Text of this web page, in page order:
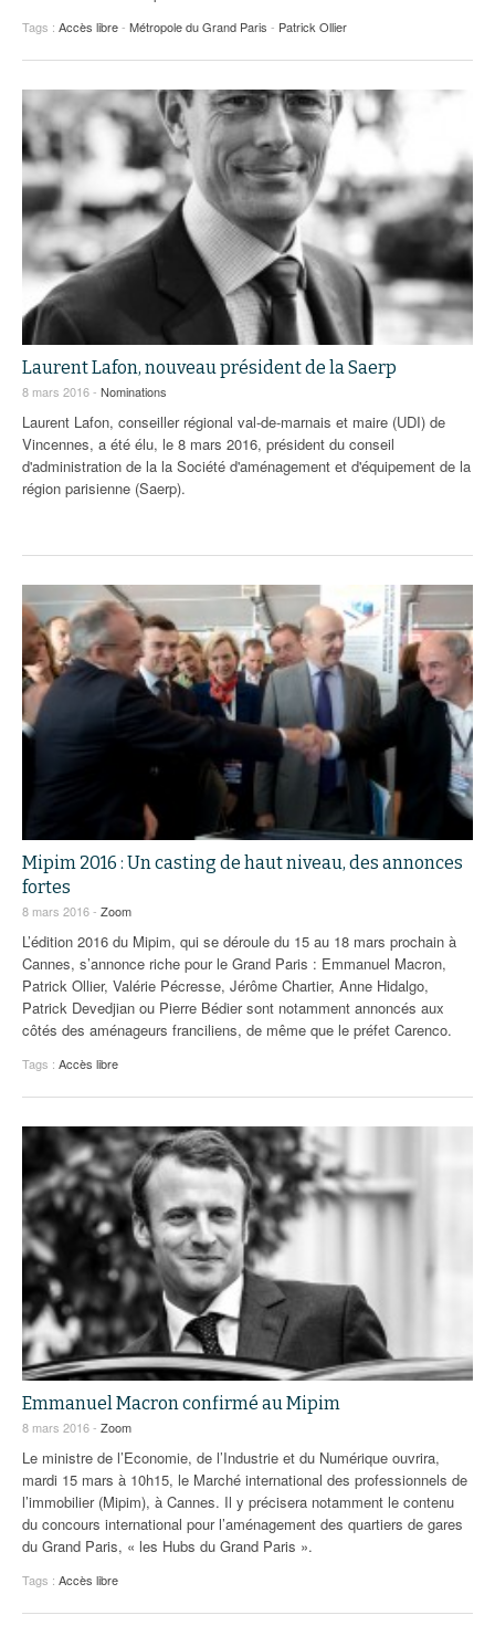
Tags : Accès libre- Métropole du Grand Paris - Patrick Ollier
Laurent Lafon, nouveau président de la Saerp
8 mars 2016 - Nominations
Laurent Lafon, conseiller régional val-de-marnais et maire (UDI) de
Vincennes, a été élu, le 8 mars 2016, président du conseil
d'administration de la la Société d'aménagement et d'équipement de la
région parisienne (Saerp).
Mipim 2016 : Un casting de haut niveau, des annonces
fortes
8 mars 2016 - Zoom
L’édition 2016 du Mipim, qui se déroule du 15 au 18 mars prochain à
Cannes, s’annonce riche pour le Grand Paris : Emmanuel Macron,
Patrick Ollier, Valérie Pécresse, Jérôme Chartier, Anne Hidalgo,
Patrick Devedjian ou Pierre Bédier sont notamment annoncés aux
côtés des aménageurs franciliens, de même que le préfet Carenco.
Tags : Accès libre
Emmanuel Macron confirmé au Mipim
8 mars 2016 - Zoom
Le ministre de l’Economie, de l’Industrie et du Numérique ouvrira,
mardi 15 mars à 10h15, le Marché international des professionnels de
l’immobilier (Mipim), à Cannes. Il y précisera notamment le contenu
du concours international pour l’aménagement des quartiers de gares
du Grand Paris, « les Hubs du Grand Paris ».
Tags : Accès libre